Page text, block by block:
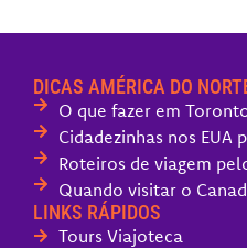
DICAS AMÉRICA DO
O que fazer em
Cidadezinhas nos EUA
Roteiros de viagem
Quando visitar o
LINKS RÁPIDOS
Tours Viajoteca